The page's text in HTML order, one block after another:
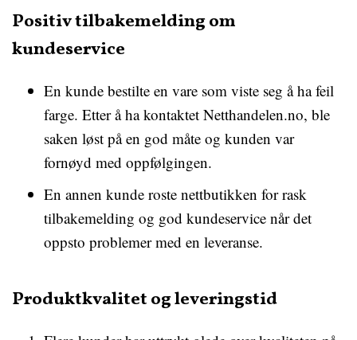
Positiv tilbakemelding om
kundeservice
En kunde bestilte en vare som viste seg å ha feil
farge. Etter å ha kontaktet Netthandelen.no, ble
saken løst på en god måte og kunden var
fornøyd med oppfølgingen.
En annen kunde roste nettbutikken for rask
tilbakemelding og god kundeservice når det
oppsto problemer med en leveranse.
Produktkvalitet og leveringstid